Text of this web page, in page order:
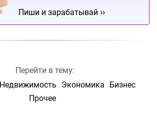
Пиши и зарабатывай ››
Перейти в тему:
Недвижимость Экономика
Бизнес
Прочее